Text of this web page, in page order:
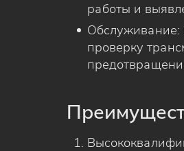
работы и
Обслуживание:
проверку